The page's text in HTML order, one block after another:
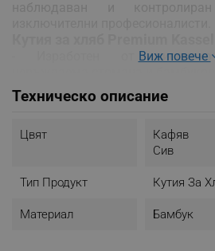
- Изработен от
- Здрава и солидна конструкция,
употреба
- Сиво матово покритие на капака
- Стилен дизайн, готов да украси
- Дължина: 35 см
- Височина: 15.5 см
Виж повече
Техническо описание
Цвят
Кафяв
Сив
Тип Продукт Кутия За
Материал Бамбук